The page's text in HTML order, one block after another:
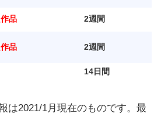
品 2週間
品 2週間
14日間
は2021/1月現在のものです。最